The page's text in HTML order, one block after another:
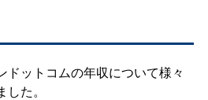
ドットコムの年収について様々
た。